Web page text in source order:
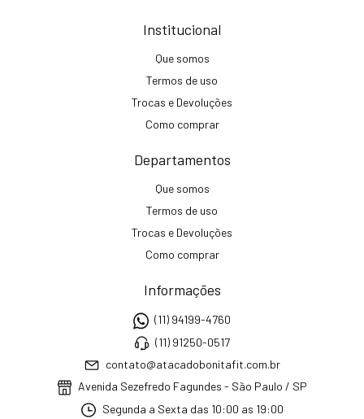
Institucional
Que somos
Termos de uso
Trocas e Devoluções
Como comprar
Departamentos
Que somos
Termos de uso
Trocas e Devoluções
Como comprar
Informações
(11) 94199-4760
(11) 91250-0517
contato@atacadobonitafit.com.br
Avenida Sezefredo Fagundes - São Paulo / SP
Segunda a Sexta das 10:00 as 19:00